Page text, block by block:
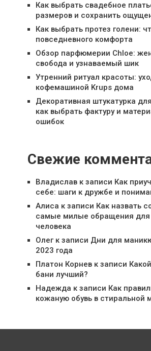
Как выбрать свадебное
размеров и сохранить
Как выбрать протез голени:
повседневного комфорта
Обзор парфюмерии Chloe:
свобода и узнаваемый шик
Утренний ритуал красоты:
кофемашиной Krups дома
Декоративная штукатурка
как выбрать фактуру и
ошибок
Свежие
Владиславк записи Как
себе: шаги к дружбе и
Алиса к записи Как назвать
самые милые обращения для
человека
Олегк записи Дни для
2023 года
Платон Корневк записи
бани лучший?
Надежда к записи Как
кожаную обувь в стиральной